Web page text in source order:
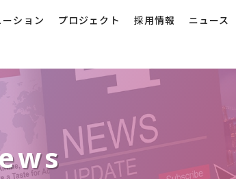
ーション プロジェクト 採用情報 ニュース